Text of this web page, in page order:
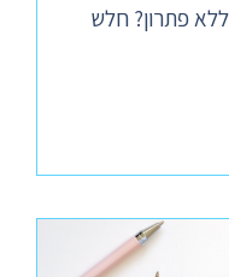
ללא פתרון? חלש